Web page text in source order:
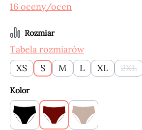
Średnia ocena 4.84 z 5
16 oceny/ocen
Wybierz
Rozmiar
Tabela rozmiarów
XS
S M L XL 2XL
(Ta
Wybierz
Kolor
Black Claret Beige